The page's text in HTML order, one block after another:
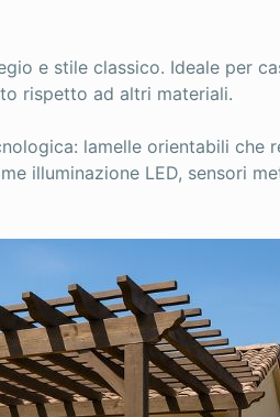
e stile classico. Ideale per
rispetto ad altri materiali.
lamelle orientabili che
illuminazione LED, sensori